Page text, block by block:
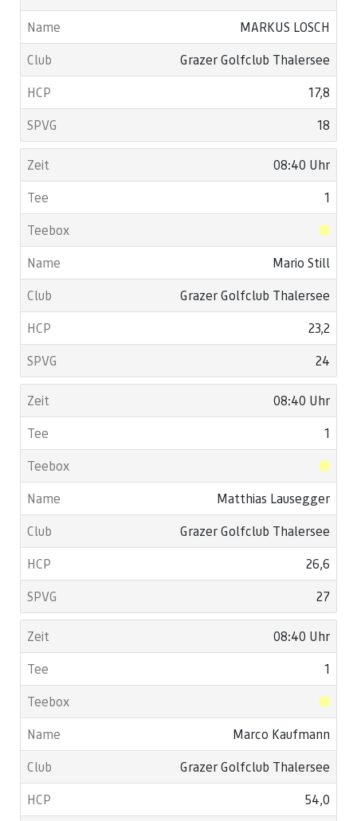
MARKUS LOSCH
Grazer Golfclub Thalersee
17,8
18
08:40 Uhr
1
Mario Still
Grazer Golfclub Thalersee
23,2
24
08:40 Uhr
1
Matthias Lausegger
Grazer Golfclub Thalersee
26,6
27
08:40 Uhr
1
Marco Kaufmann
Grazer Golfclub Thalersee
54,0